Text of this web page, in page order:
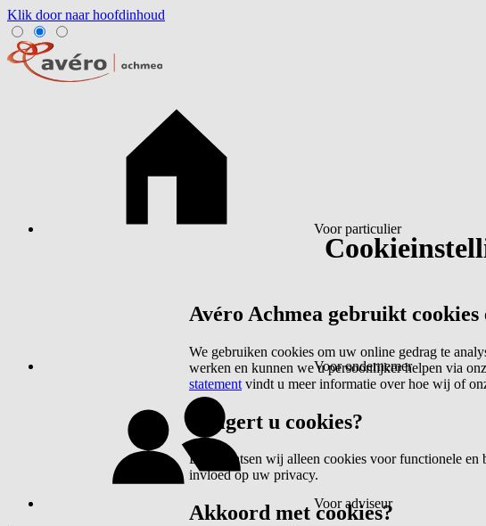
Klik door naar hoofdinhoud
Voor particulier
Voor ondernemer
Voor adviseur
Avéro Achmea gebruikt
We gebruiken cookies om uw online gedrag te
werken en kunnen we u persoonlijker helpen via
statement vindt u meer informatie over hoe wij of
Weigert u cookies?
Dan plaatsen wij alleen cookies voor functionele
invloed op uw privacy.
Akkoord met cookies?